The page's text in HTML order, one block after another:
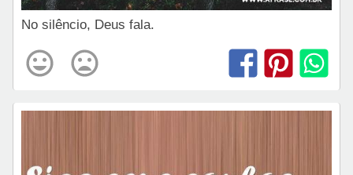
No silêncio, Deus fala.